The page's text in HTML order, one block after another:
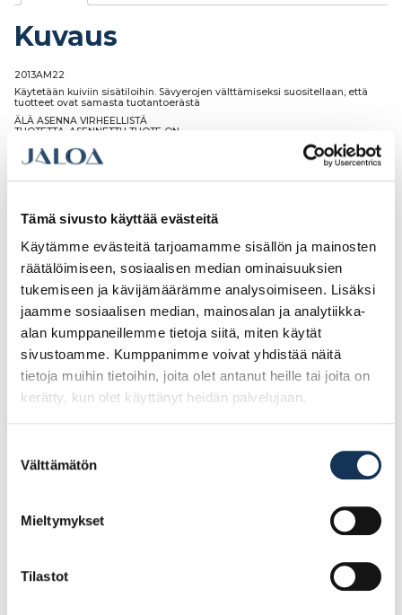
Tämä sivusto käyttää evästeitä
Käytämme evästeitä tarjoamamme sisällön ja mainosten
räätälöimiseen, sosiaalisen median ominaisuuksien
tukemiseen ja kävijämäärämme analysoimiseen. Lisäksi
jaamme sosiaalisen median, mainosalan ja analytiikka-
alan kumppaneillemme tietoja siitä, miten käytät
sivustoamme. Kumppanimme voivat yhdistää näitä
tietoja muihin tietoihin, joita olet antanut heille tai joita on
kerätty, kun olet käyttänyt heidän palvelujaan.
valinta
Välttämätön
Mieltymykset
Tilastot
Kuvaus
2013AM22
Käytetään kuiviin sisätiloihin. Sävyerojen välttämiseksi suositellaan, että
tuotteet ovat samasta tuotantoerästä
ÄLÄ ASENNA VIRHEELLISTÄ
TUOTETTA. ASENNETTU TUOTE ON
Tutustu myös
12x42x3600 puuvalmis
E.T. Listat, peitelista
12x42x3300 valkoinen